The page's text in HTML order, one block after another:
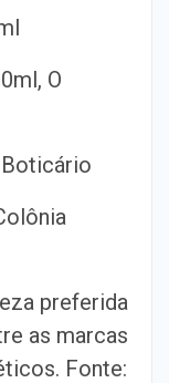
O
preferida
as marcas
Fonte: